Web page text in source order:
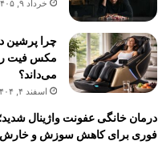
خرداد ۹, ۱۴۰۵
چرا پرشین
مکس فیت را
می‌داند؟
اسفند ۴, ۱۴۰۴
فوری برای کاهش سوزش و خارش